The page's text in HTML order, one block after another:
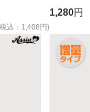
込：1,408円)
ジャー
1,280円